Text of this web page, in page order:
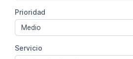
Prioridad
Medio
Servicio